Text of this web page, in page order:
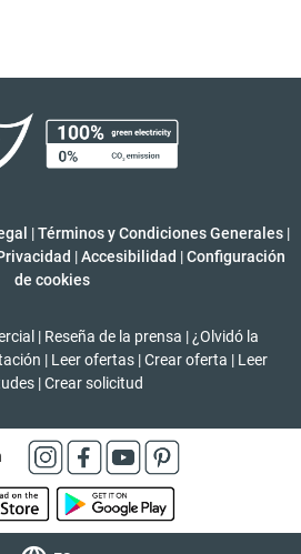
|Términos y Condiciones Generales |
| Accesibilidad | Configuración
de cookies
| Reseña de la prensa | ¿Olvidó la
| Leer ofertas | Crear oferta | Leer
|Crear solicitud